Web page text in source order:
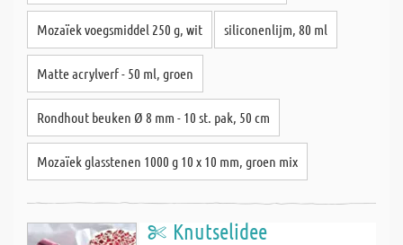
Mozaïek voegsmiddel 250 g, wit siliconenlijm, 80 ml
Matte acrylverf - 50 ml, groen
Rondhout beuken Ø 8 mm - 10 st. pak, 50 cm
Mozaïek glasstenen 1000 g 10 x 10 mm, groen mix
Knutselidee